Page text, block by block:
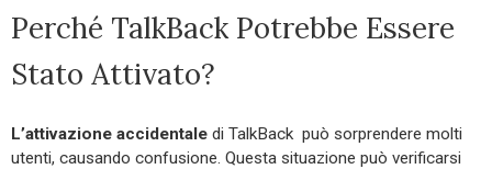
Perché TalkBack Potrebbe Essere
Stato Attivato?
L’attivazione accidentale di TalkBack può sorprendere molti
utenti, causando confusione. Questa situazione può verificarsi